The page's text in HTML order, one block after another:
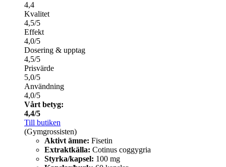
4,4
Kvalitet
4,5/5
Effekt
4,0/5
Dosering & upptag
4,5/5
Prisvärde
5,0/5
Användning
4,0/5
Vårt betyg:
4,4/5
Till butiken
(Gymgrossisten)
Aktivt ämne: Fisetin
Extraktkälla: Cotinus coggygria
Styrka/kapsel: 100 mg